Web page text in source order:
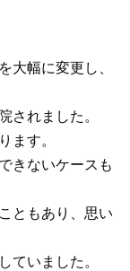
大幅に変更し、
されました。
ます。
きないケースも
ともあり、思い
ていました。